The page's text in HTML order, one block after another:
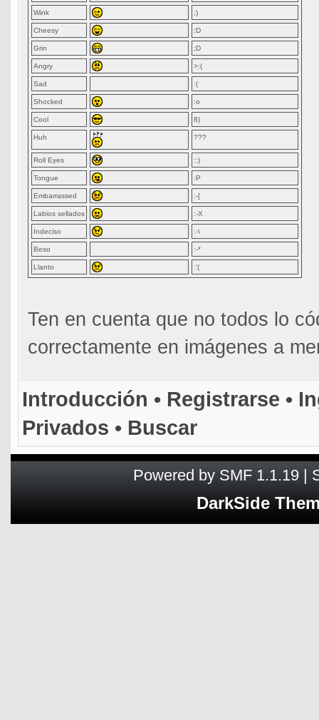
Wink ;)
Cheesy :D
Grin ;D
Angry >:(
Sad :(
Shocked :o
Cool 8)
Huh ???
Roll Eyes ::)
Tongue :P
Embarrassed :-[
Labios sellados :-X
Indeciso :-\
Beso :-*
Llanto :'(
Ten en cuenta que no todos lo
correctamente en imágenes a
Introducción • Registrarse •
Privados • Buscar
Powered by SMF 1.1.19
DarkSide